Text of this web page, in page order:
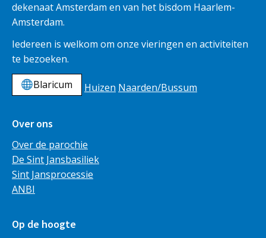
dekenaat Amsterdam en van het bisdom Haarlem-
Amsterdam.
Iedereen is welkom om onze vieringen en activiteiten
te bezoeken.
Blaricum
Huizen Naarden/Bussum
Over ons
Over de parochie
De Sint Jansbasiliek
Sint Jansprocessie
ANBI
Op de hoogte